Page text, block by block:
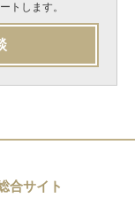
トします。
合サイト